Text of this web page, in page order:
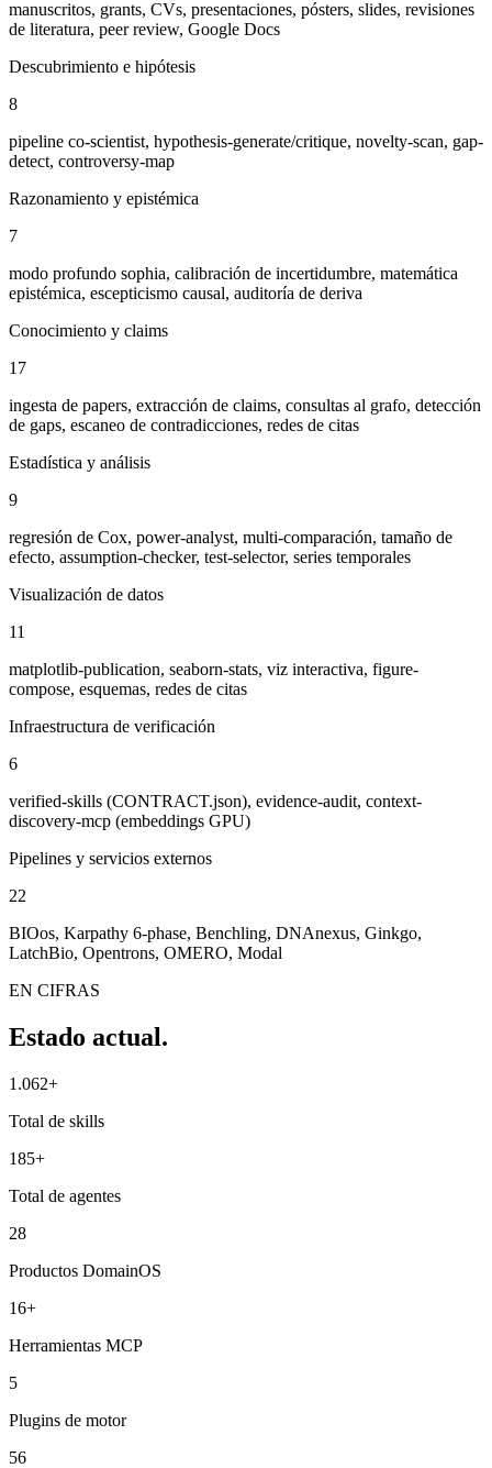
manuscritos, grants, CVs, presentaciones, pósters, slides, revisiones
de literatura, peer review, Google Docs
Descubrimiento e hipótesis
8
pipeline co-scientist, hypothesis-generate/critique, novelty-scan, gap-
detect, controversy-map
Razonamiento y epistémica
7
modo profundo sophia, calibración de incertidumbre, matemática
epistémica, escepticismo causal, auditoría de deriva
Conocimiento y claims
17
ingesta de papers, extracción de claims, consultas al grafo, detección
de gaps, escaneo de contradicciones, redes de citas
Estadística y análisis
9
regresión de Cox, power-analyst, multi-comparación, tamaño de
efecto, assumption-checker, test-selector, series temporales
Visualización de datos
11
matplotlib-publication, seaborn-stats, viz interactiva, figure-
compose, esquemas, redes de citas
Infraestructura de verificación
6
verified-skills (CONTRACT.json), evidence-audit, context-
discovery-mcp (embeddings GPU)
Pipelines y servicios externos
22
BIOos, Karpathy 6-phase, Benchling, DNAnexus, Ginkgo,
LatchBio, Opentrons, OMERO, Modal
EN CIFRAS
Estado actual.
1.062+
Total de skills
185+
Total de agentes
28
Productos DomainOS
16+
Herramientas MCP
5
Plugins de motor
56